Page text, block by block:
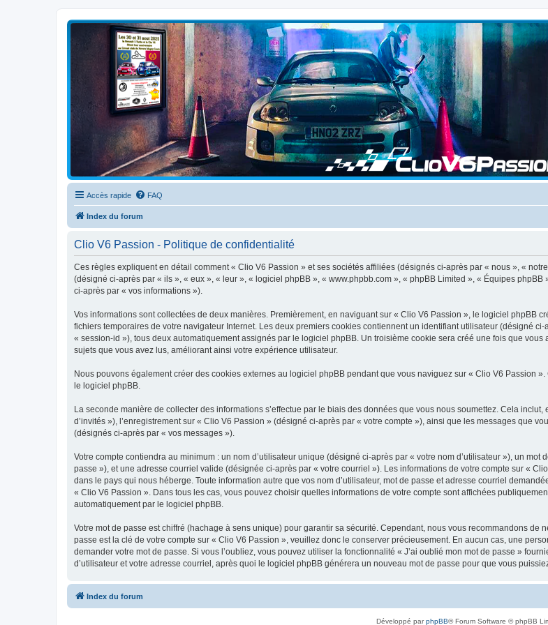
Clio V6 Passion
Le site français des passionnés de Clio V6
Accès rapide FAQ
Index du forum
Clio V6 Passion - Politique de confidentialité
Ces règles expliquent en détail comment « Clio V6 Passion » et ses sociétés affiliées (désignés ci-après par « nous », «
(désigné ci-après par « ils », « eux », « leur », « logiciel phpBB », « www.phpbb.com », « phpBB Limited », « Équipes
ci-après par « vos informations »).
Vos informations sont collectées de deux manières. Premièrement, en naviguant sur « Clio V6 Passion », le logiciel phpBB
fichiers temporaires de votre navigateur Internet. Les deux premiers cookies contiennent un identifiant utilisateur (désigné
« session-id »), tous deux automatiquement assignés par le logiciel phpBB. Un troisième cookie sera créé une fois que
sujets que vous avez lus, améliorant ainsi votre expérience utilisateur.
Nous pouvons également créer des cookies externes au logiciel phpBB pendant que vous naviguez sur « Clio V6 Passion
le logiciel phpBB.
La seconde manière de collecter des informations s’effectue par le biais des données que vous nous soumettez. Cela
d’invités »), l’enregistrement sur « Clio V6 Passion » (désigné ci-après par « votre compte »), ainsi que les messages que
(désignés ci-après par « vos messages »).
Votre compte contiendra au minimum : un nom d’utilisateur unique (désigné ci-après par « votre nom d’utilisateur »), un
passe »), et une adresse courriel valide (désignée ci-après par « votre courriel »). Les informations de votre compte sur «
dans le pays qui nous héberge. Toute information autre que vos nom d’utilisateur, mot de passe et adresse courriel
« Clio V6 Passion ». Dans tous les cas, vous pouvez choisir quelles informations de votre compte sont affichées
automatiquement par le logiciel phpBB.
Votre mot de passe est chiffré (hachage à sens unique) pour garantir sa sécurité. Cependant, nous vous recommandons de
passe est la clé de votre compte sur « Clio V6 Passion », veuillez donc le conserver précieusement. En aucun cas, une
demander votre mot de passe. Si vous l’oubliez, vous pouvez utiliser la fonctionnalité « J’ai oublié mon mot de passe »
d’utilisateur et votre adresse courriel, après quoi le logiciel phpBB générera un nouveau mot de passe pour que vous
Index du forum
Développé parphpBB® Forum Software © phpBB